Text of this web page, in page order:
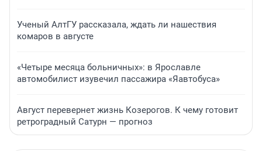
Ученый АлтГУ рассказала, ждать ли нашествия
комаров в августе
«Четыре месяца больничных»: в Ярославле
автомобилист изувечил пассажира «Яавтобуса»
Август перевернет жизнь Козерогов. К чему готовит
ретроградный Сатурн — прогноз